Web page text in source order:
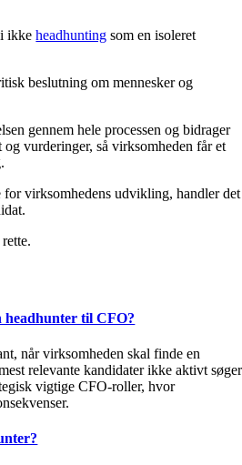
ikkeheadhunting som en isoleret
beslutning om mennesker og
gennem hele processen og bidrager
vurderinger, så virksomheden får et
virksomhedens udvikling, handler det
til CFO?
når virksomheden skal finde en
relevante kandidater ikke aktivt søger
vigtige CFO-roller, hvor